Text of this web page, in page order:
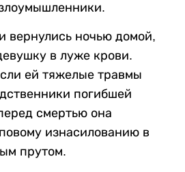
вернулись ночью домой,
в луже крови.
ей тяжелые травмы
погибшей
смертью она
изнасилованию в
прутом.